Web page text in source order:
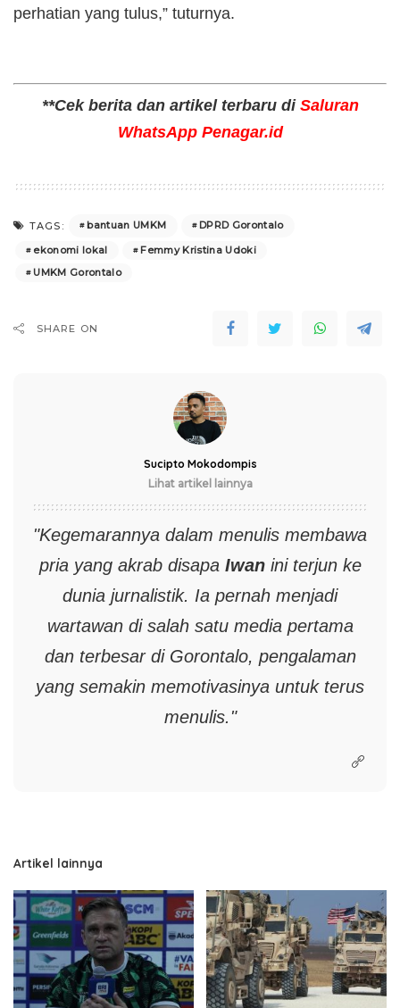
perhatian yang tulus,” tuturnya.
**Cek berita dan artikel terbaru di Saluran
WhatsApp Penagar.id
TAGS: bantuan UMKM
DPRD Gorontalo
ekonomi lokal
Femmy Kristina Udoki
UMKM Gorontalo
SHARE ON
Sucipto Mokodompis
Lihat artikel lainnya
"Kegemarannya dalam menulis membawa
pria yang akrab disapa Iwanini terjun ke
dunia jurnalistik. Ia pernah menjadi
wartawan di salah satu media pertama
dan terbesar di Gorontalo, pengalaman
yang semakin memotivasinya untuk terus
menulis."
Artikel lainnya